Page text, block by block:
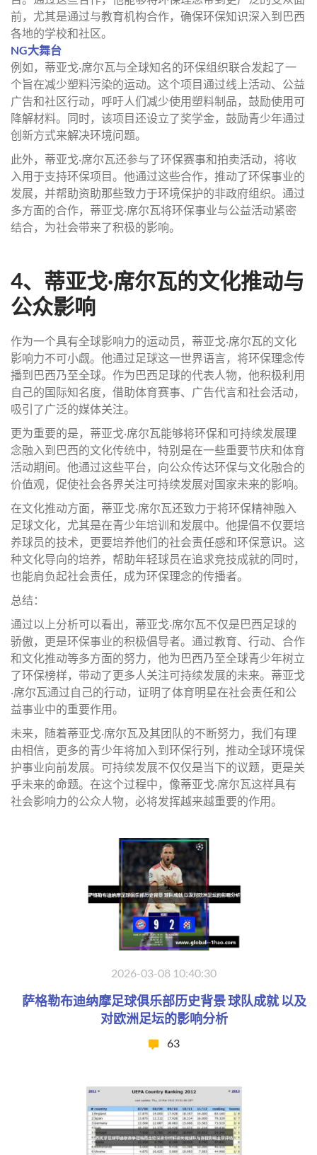
前，尤其是通过与教育机构合作，确保环保知识深入到巴西
各地的学校和社区。
NG大舞台
例如，蒂亚戈·席尔瓦与全球知名的环保组织联合发起了一
个旨在减少塑料污染的运动。这个项目通过线上活动、公益
广告和社区行动，呼吁人们减少使用塑料制品，鼓励使用可
降解材料。同时，该项目还设立了奖学金，鼓励青少年通过
创新方式来解决环境问题。
此外，蒂亚戈·席尔瓦还参与了环保赛事和拍卖活动，将收
入用于支持环保项目。他通过这些合作，推动了环保事业的
发展，并帮助资助那些致力于环境保护的非政府组织。通过
多方面的合作，蒂亚戈·席尔瓦将环保事业与公益活动紧密
结合，为社会带来了积极的影响。
4、蒂亚戈·席尔瓦的文化推动与
公众影响
作为一个具有全球影响力的运动员，蒂亚戈·席尔瓦的文化
影响力不可小觑。他通过足球这一世界语言，将环保理念传
播到巴西乃至全球。作为巴西足球的代表人物，他积极利用
自己的国际知名度，借助体育赛事、广告代言和社会活动，
吸引了广泛的媒体关注。
更为重要的是，蒂亚戈·席尔瓦能够将环保和可持续发展理
念融入到巴西的文化传统中，特别是在一些重要节庆和体育
活动期间。他通过这些平台，向公众传达环保与文化融合的
价值观，促使社会各界关注可持续发展对国家未来的影响。
在文化推动方面，蒂亚戈·席尔瓦还致力于将环保精神融入
足球文化，尤其是在青少年培训和发展中。他提倡不仅要培
养球员的技术，更要培养他们的社会责任感和环保意识。这
种文化导向的培养，帮助年轻球员在追求竞技成就的同时，
也能肩负起社会责任，成为环保理念的传播者。
总结：
通过以上分析可以看出，蒂亚戈·席尔瓦不仅是巴西足球的
骄傲，更是环保事业的积极倡导者。通过教育、行动、合作
和文化推动等多方面的努力，他为巴西乃至全球青少年树立
了环保榜样，带动了更多人关注可持续发展的未来。蒂亚戈
·席尔瓦通过自己的行动，证明了体育明星在社会责任和公
益事业中的重要作用。
未来，随着蒂亚戈·席尔瓦及其团队的不断努力，我们有理
由相信，更多的青少年将加入到环保行列，推动全球环境保
护事业向前发展。可持续发展不仅仅是当下的议题，更是关
乎未来的命题。在这个过程中，像蒂亚戈·席尔瓦这样具有
社会影响力的公众人物，必将发挥越来越重要的作用。
2026-03-08 10:40:30
萨格勒布迪纳摩足球俱乐部历史背景 球队成就 以及
对欧洲足坛的影响分析
63